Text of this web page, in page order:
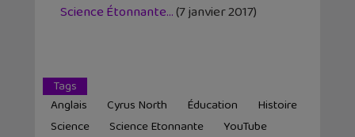
Science Étonnante…(7 janvier 2017)
Tags
Anglais
Cyrus North Éducation
Histoire
Science
Science Etonnante YouTube